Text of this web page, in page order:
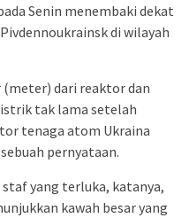
Senin menembaki dekat
di wilayah
(meter) dari reaktor dan
tak lama setelah
tenaga atom Ukraina
pernyataan.
yang terluka, katanya,
kawah besar yang